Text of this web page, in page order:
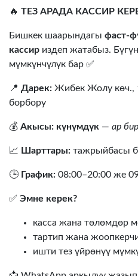
🔥 ТЕЗ АРАДА КАССИР
Бишкек шаарындагы фаст-
кассир издеп жатабыз.
мүмкүнчүлүк бар ✅
📍 Дарек: Жибек Жолу көч.,
борбору
💰 Акысы: күнүмдүк — ар
📈 Шарттары: тажрыйбасы
🕒 График: 08:00–20:00 же
✅ Эмне керек?
касса жана төлөмдөр
тартип жана
ишти тез үйрөнүү